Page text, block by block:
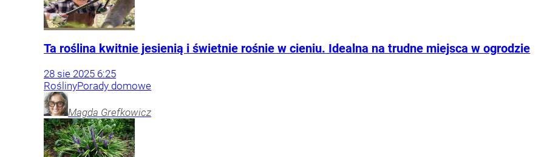
Ta roślina kwitnie jesienią i świetnie rośnie w cieniu. Idealna na trudne miejsca w ogrodzie
28 sie 2025 6:25
RoślinyPorady domowe
Magda Grefkowicz